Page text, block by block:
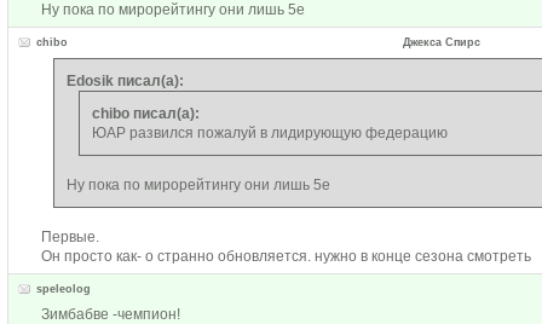
Ну пока по мирорейтингу они лишь 5е
chibo Джекса Спирс
Edosik писал(а):
chibo писал(а):
ЮАР развился пожалуй в лидирующую федерацию
Ну пока по мирорейтингу они лишь 5е
Первые.
Он просто как- о странно обновляется. нужно в конце сезона смотреть
speleolog
Зимбабве -чемпион!